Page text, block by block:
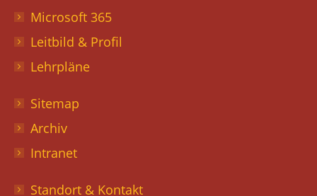
Microsoft 365
Leitbild & Profil
Lehrpläne
Sitemap
Archiv
Intranet
Standort & Kontakt